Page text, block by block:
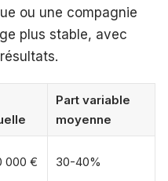
ou une compagnie
plus stable, avec
Part variable
moyenne
000 € 30-40%